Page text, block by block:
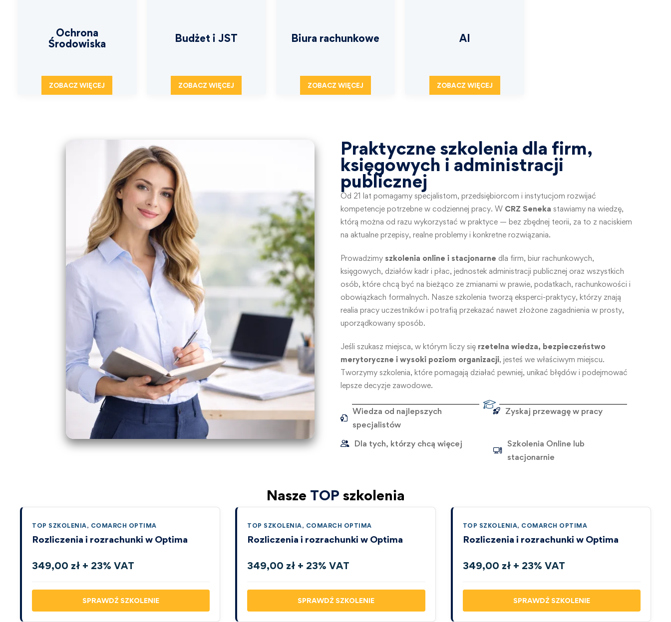
Ochrona
Środowiska
ZOBACZ WIĘCEJ
Budżet i JST
ZOBACZ WIĘCEJ
Biura rachunkowe
ZOBACZ WIĘCEJ
AI
ZOBACZ WIĘCEJ
Praktyczne szkolenia dla firm,
księgowych i administracji
publicznej
Od 21 lat pomagamy specjalistom, przedsiębiorcom i instytucjom rozwijać
kompetencje potrzebne w codziennej pracy. W CRZ Seneka stawiamy na wiedzę,
którą można od razu wykorzystać w praktyce — bez zbędnej teorii, za to z naciskiem
na aktualne przepisy, realne problemy i konkretne rozwiązania.
Prowadzimy szkolenia online i stacjonarne dla firm, biur rachunkowych,
księgowych, działów kadr i płac, jednostek administracji publicznej oraz wszystkich
osób, które chcą być na bieżąco ze zmianami w prawie, podatkach, rachunkowości i
obowiązkach formalnych. Nasze szkolenia tworzą eksperci-praktycy, którzy znają
realia pracy uczestników i potrafią przekazać nawet złożone zagadnienia w prosty,
uporządkowany sposób.
Jeśli szukasz miejsca, w którym liczy się rzetelna wiedza, bezpieczeństwo
merytoryczne i wysoki poziom organizacji, jesteś we właściwym miejscu.
Tworzymy szkolenia, które pomagają działać pewniej, unikać błędów i podejmować
lepsze decyzje zawodowe.
Wiedza od najlepszych
specjalistów
Zyskaj przewagę w pracy
Dla tych, którzy chcą więcej
Szkolenia Online lub
stacjonarnie
Nasze TOP szkolenia
TOP SZKOLENIA, COMARCH OPTIMA
Rozliczenia i rozrachunki w Optima
349,00 zł + 23% VAT
SPRAWDŹ SZKOLENIE
TOP SZKOLENIA, COMARCH OPTIMA
Rozliczenia i rozrachunki w Optima
349,00 zł + 23% VAT
SPRAWDŹ SZKOLENIE
TOP SZKOLENIA, COMARCH OPTIMA
Rozliczenia i rozrachunki w Optima
349,00 zł + 23% VAT
SPRAWDŹ SZKOLENIE